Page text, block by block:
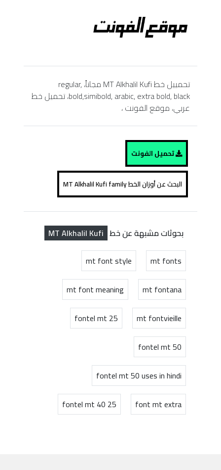
تحمييل خط MT Alkhalil Kufi مجاناً، regular,
bold,simibold, arabic, extra bold, black، تحميل خط
عربي، موقع الفونت ،
تحميل الفونت
البحث عن أوزان الخط MT Alkhalil Kufi family
بحوثات مشبهة عن خط MT Alkhalil Kufi
mt fonts
mt font style
mt fontana
mt font meaning
mt fontvieille
fontel mt 25
fontel mt 50
fontel mt 50 uses in hindi
font mt extra
fontel mt 40 25